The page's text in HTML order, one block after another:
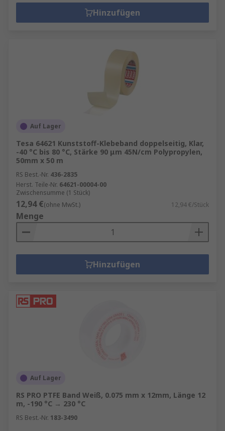
Hinzufügen
Auf Lager
Tesa 64621 Kunststoff-Klebeband doppelseitig, Klar,
-40 °C bis 80 °C, Stärke 90 μm 45N/cm Polypropylen,
50mm x 50 m
RS Best.-Nr. 436-2835
Herst. Teile-Nr. 64621-00004-00
Zwischensumme (1 Stück)
12,94 €(ohne MwSt.) 12,94 €/Stück
Menge
Hinzufügen
Auf Lager
RS PRO PTFE Band Weiß, 0.075 mm x 12mm, Länge 12
m, -190 °C → 230 °C
RS Best.-Nr. 183-3490